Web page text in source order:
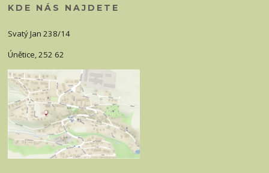
KDE NÁS NAJDETE
Svatý Jan 238/14
Únětice, 252 62